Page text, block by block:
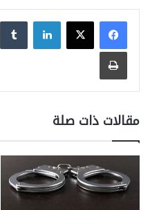
لينكدإن
طباعة
مقالات ذات صلة